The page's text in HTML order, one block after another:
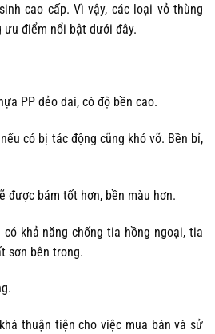
cao cấp. Vì vậy, các loại vỏ thùng
điểm nổi bật dưới đây.
PP dẻo dai, có độ bền cao.
có bị tác động cũng khó vỡ. Bền bỉ,
được bám tốt hơn, bền màu hơn.
khả năng chống tia hồng ngoại, tia
sơn bên trong.
thuận tiện cho việc mua bán và sử